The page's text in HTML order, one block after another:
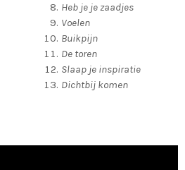
Heb je je zaadjes
Voelen
Buikpijn
De toren
Slaap je inspiratie
Dichtbij komen